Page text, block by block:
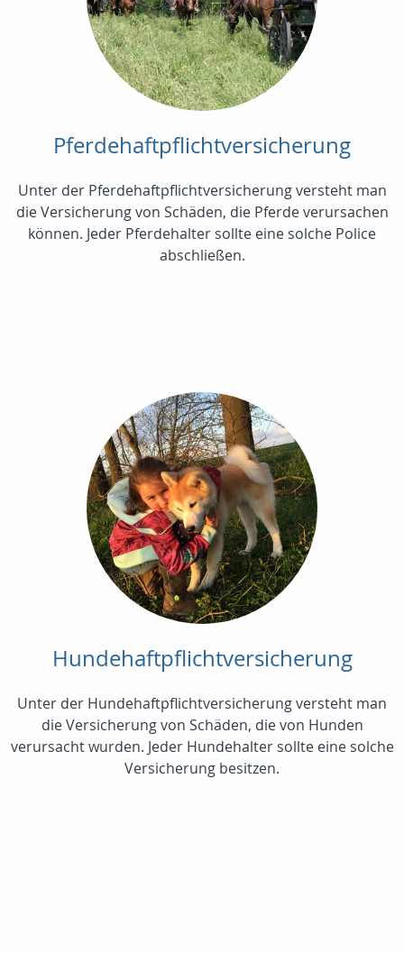
Pferdehaftpflichtversicherung
Unter der Pferdehaftpflichtversicherung versteht man
die Versicherung von Schäden, die Pferde verursachen
können. Jeder Pferdehalter sollte eine solche Police
abschließen.
Hundehaftpflichtversicherung
Unter der Hundehaftpflichtversicherung versteht man
die Versicherung von Schäden, die von Hunden
verursacht wurden. Jeder Hundehalter sollte eine solche
Versicherung besitzen.